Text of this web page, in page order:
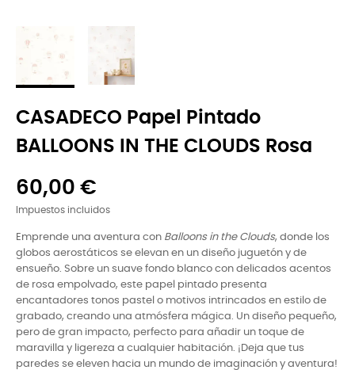
CASADECO Papel Pintado
BALLOONS IN THE CLOUDS Rosa
60,00 €
Impuestos incluidos
Emprende una aventura con Balloons in the Clouds, donde los
globos aerostáticos se elevan en un diseño juguetón y de
ensueño. Sobre un suave fondo blanco con delicados acentos
de rosa empolvado, este papel pintado presenta
encantadores tonos pastel o motivos intrincados en estilo de
grabado, creando una atmósfera mágica. Un diseño pequeño,
pero de gran impacto, perfecto para añadir un toque de
maravilla y ligereza a cualquier habitación. ¡Deja que tus
paredes se eleven hacia un mundo de imaginación y aventura!